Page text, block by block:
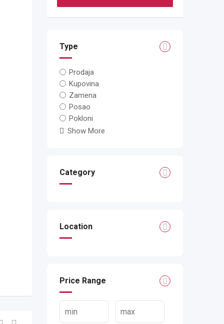
Type
Prodaja
Kupovina
Zamena
Posao
Pokloni
Show More
Category
Location
Price Range